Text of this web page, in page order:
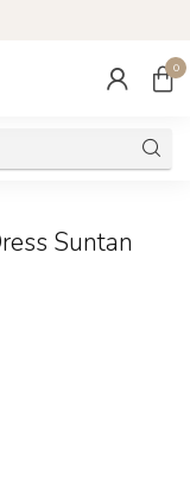
0
Suntan